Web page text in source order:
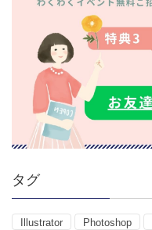
タグ
Illustrator Photoshop